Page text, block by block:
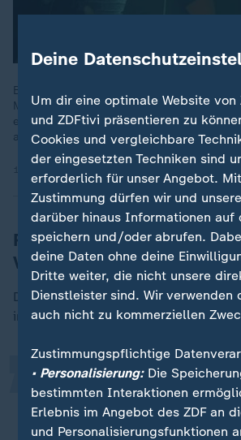
Bei der re:publica in Berlin wirft ein
Menschen in Deutschland vor, sich
engagieren. Polit-Influencer Vincent-G
anders.
Ricarda Lang: Mut zur
Verteidigung des Status
Die ehemalige Grünen-Chefin
in der Debatte selbstkritisch:
Jede Partei, die in den
Jahren in der Regierung
wenig für junge
„
Deine
Um dir eine optimale Website von
und ZDFtivi präsentieren zu
Cookies und vergleichbare
der eingesetzten Techniken sind
erforderlich für unser Angebot.
Zustimmung dürfen wir und
darüber hinaus Informationen auf
speichern und/oder abrufen.
deine Daten ohne deine
Dritte weiter, die nicht unsere
Dienstleister sind. Wir verwenden
auch nicht zu kommerziellen
Zustimmungspflichtige
• Personalisierung:Die
bestimmten Interaktionen
Erlebnis im Angebot des ZDF an
und Personalisierungsfunktionen